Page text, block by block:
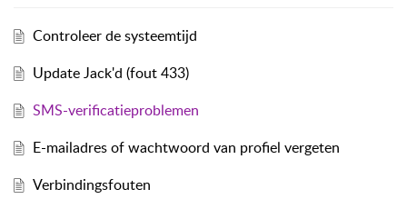
Controleer de systeemtijd
Update Jack'd (fout 433)
SMS-verificatieproblemen
E-mailadres of wachtwoord van profiel vergeten
Verbindingsfouten